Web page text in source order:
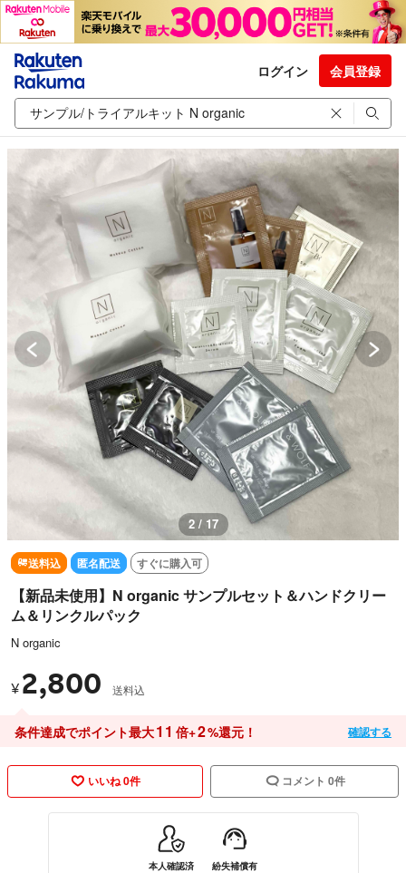
ログイン 会員登録
2 / 17
送料込 匿名配送 すぐに購入可
【新品未使用】N organic サンプルセット＆ハンドクリー
ム＆リンクルパック
N organic
¥ 2,800 送料込
条件達成でポイント最大11 倍+2%還元！ 確認する
いいね 0件 コメント 0件
本人確認済 紛失補償有